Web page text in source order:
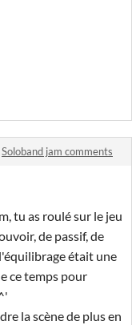
Soloband jam comments
tu as roulé sur le jeu
de passif, de
était une
ce temps pour
la scène de plus en